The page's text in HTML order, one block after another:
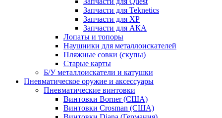
Запчасти для Teknetics
Запчасти для XP
Запчасти для АКА
Лопаты и топоры
Наушники для металлоискателей
Пляжные совки (скупы)
Старые карты
Б/У металлоискатели и катушки
Пневматическое оружие и аксессуары
Пневматические винтовки
Винтовки Borner (США)
Винтовки Crosman (США)